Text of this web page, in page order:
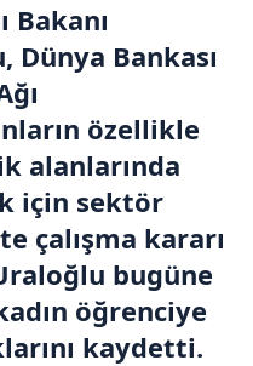
Bakanı
Bankası
özellikle
alanlarında
için sektör
çalışma kararı
bugüne
öğrenciye
kaydetti.